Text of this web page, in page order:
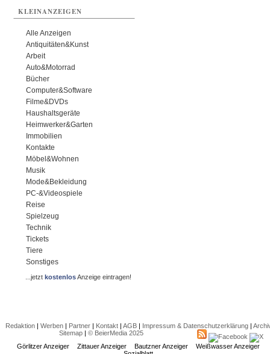
KLEINANZEIGEN
Alle Anzeigen
Antiquitäten&Kunst
Arbeit
Auto&Motorrad
Bücher
Computer&Software
Filme&DVDs
Haushaltsgeräte
Heimwerker&Garten
Immobilien
Kontakte
Möbel&Wohnen
Musik
Mode&Bekleidung
PC-&Videospiele
Reise
Spielzeug
Technik
Tickets
Tiere
Sonstiges
...jetztkostenlosAnzeige eintragen!
Redaktion| Werben| Partner| Kontakt| AGB| Impressum & Datenschutzerklärung|
Sitemap| © BeierMedia 2025
Görlitzer Anzeiger
Zittauer Anzeiger Bautzner Anzeiger
Weißwasser Anzeiger